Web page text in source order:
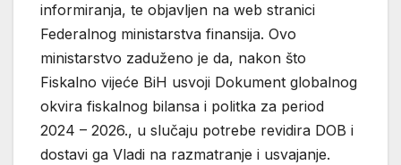
informiranja, te objavljen na web stranici
Federalnog ministarstva finansija. Ovo
ministarstvo zaduženo je da, nakon što
Fiskalno vijeće BiH usvoji Dokument globalnog
okvira fiskalnog bilansa i politka za period
2024 – 2026., u slučaju potrebe revidira DOB i
dostavi ga Vladi na razmatranje i usvajanje.